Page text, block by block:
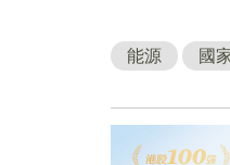
能源 國